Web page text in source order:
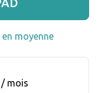
en moyenne
mois